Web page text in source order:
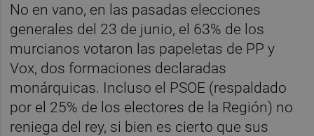
No en vano, en las pasadas elecciones
generales del 23 de junio, el 63% de los
murcianos votaron las papeletas de PP y
Vox, dos formaciones declaradas
monárquicas. Incluso el PSOE (respaldado
por el 25% de los electores de la Región) no
reniega del rey, si bien es cierto que sus